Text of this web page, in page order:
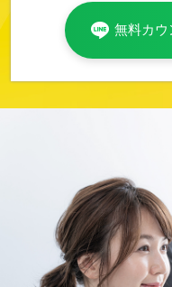
無料カウ